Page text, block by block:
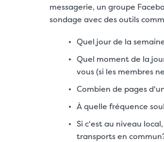
messagerie, un groupe
sondage avec des outils
Quel jour de la
Quel moment de la
vous (si les membres
Combien de pages
À quelle fréquence
Si c'est au niveau
transports en